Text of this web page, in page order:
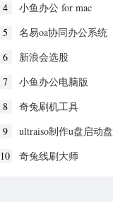
4
小鱼办公 for mac
5
名易oa协同办公系统
6
新浪会选股
7
小鱼办公电脑版
8
奇兔刷机工具
9
ultraiso制作u盘启动盘
10
奇兔线刷大师